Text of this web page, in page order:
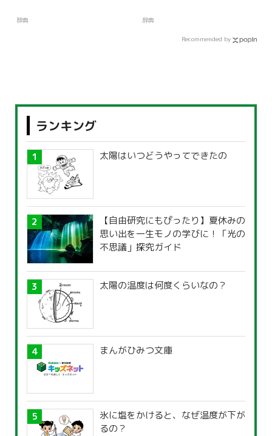
辞典 辞典
Recommended by
ランキング
太陽はいつどうやってできたの
【自由研究にもぴったり】夏休みの
思い出を一生モノの学びに！「光の
不思議」探究ガイド
太陽の温度は何度くらいなの？
まんがひみつ文庫
氷に塩をかけると、なぜ温度が下が
るの？